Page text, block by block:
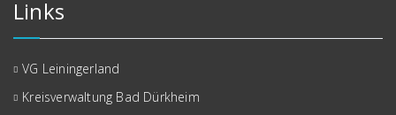
Links
VG Leiningerland
Kreisverwaltung Bad Dürkheim